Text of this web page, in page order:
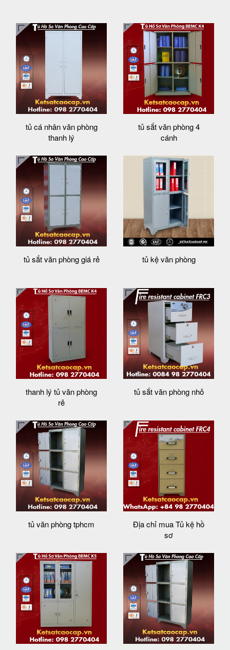
tủ cá nhân văn phòng
thanh lý
tủ sắt văn phòng 4
cánh
tủ sắt văn phòng giá rẻ tủ kệ văn phòng
thanh lý tủ văn phòng
rẻ
tủ sắt văn phòng nhỏ
tủ văn phòng tphcm
Địa chỉ mua Tủ kệ hồ
sơ